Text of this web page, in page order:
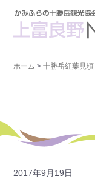
ホーム >十勝岳紅葉見頃
2017年9月19日